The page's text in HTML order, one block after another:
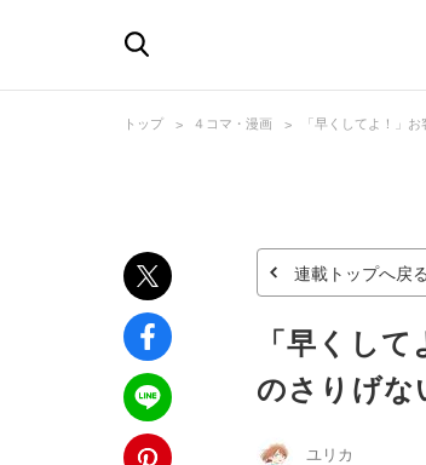
トップ ４コマ・漫画 「早くしてよ！」
連載トップへ戻る
「早くし
のさりげな
ユリカ